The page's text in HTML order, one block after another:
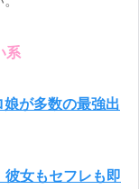
系
娘が多数の最強出
彼女もセフレも即